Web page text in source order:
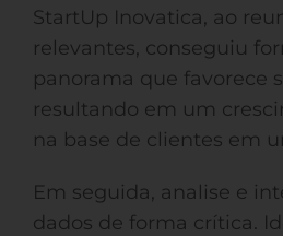
StartUp Inovatica, ao
relevantes, conseguiu
panorama que favorece
resultando em um
na base de clientes em
Em seguida, analise e
dados de forma crítica.